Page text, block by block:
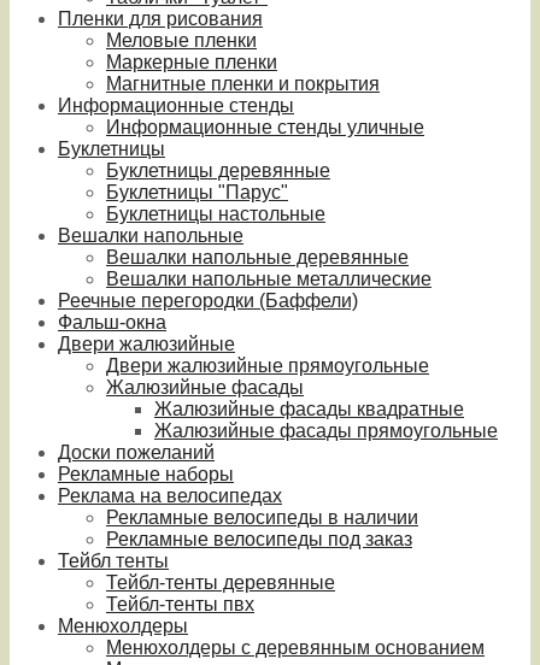
Пленки для рисования
Меловые пленки
Маркерные пленки
Магнитные пленки и покрытия
Информационные стенды
Информационные стенды уличные
Буклетницы
Буклетницы деревянные
Буклетницы "Парус"
Буклетницы настольные
Вешалки напольные
Вешалки напольные деревянные
Вешалки напольные металлические
Реечные перегородки (Баффели)
Фальш-окна
Двери жалюзийные
Двери жалюзийные прямоугольные
Жалюзийные фасады
Жалюзийные фасады квадратные
Жалюзийные фасады прямоугольные
Доски пожеланий
Рекламные наборы
Реклама на велосипедах
Рекламные велосипеды в наличии
Рекламные велосипеды под заказ
Тейбл тенты
Тейбл-тенты деревянные
Тейбл-тенты пвх
Менюхолдеры
Менюхолдеры с деревянным основанием